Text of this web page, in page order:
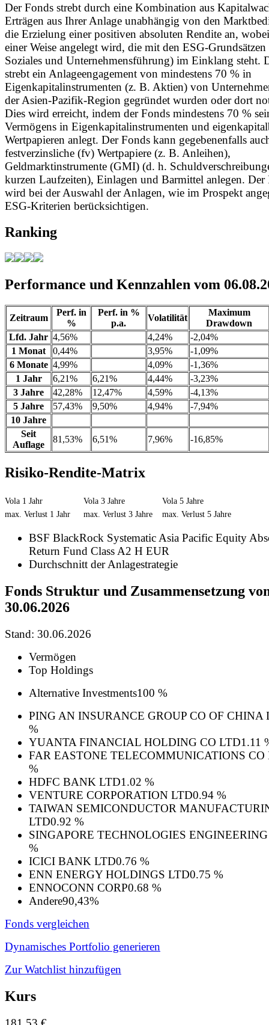
Der Fonds strebt durch eine Kombination aus
Erträgen aus Ihrer Anlage unabhängig von den
die Erzielung einer positiven absoluten Rendite an,
einer Weise angelegt wird, die mit den ESG-
Soziales und Unternehmensführung) im Einklang steht.
strebt ein Anlageengagement von mindestens 70 % in
Eigenkapitalinstrumenten (z. B. Aktien) von
der Asien-Pazifik-Region gegründet wurden oder dort
Dies wird erreicht, indem der Fonds mindestens 70 %
Vermögens in Eigenkapitalinstrumenten und
Wertpapieren anlegt. Der Fonds kann gegebenenfalls
festverzinsliche (fv) Wertpapiere (z. B. Anleihen),
Geldmarktinstrumente (GMI) (d. h.
kurzen Laufzeiten), Einlagen und Barmittel anlegen. Der
wird bei der Auswahl der Anlagen, wie im Prospekt
ESG-Kriterien berücksichtigen.
Ranking
Performance und Kennzahlen vom
Zeitraum
Perf. in
%
Perf. in %
p.a.
Volatilität
Maximum
Drawdown
Lfd. Jahr 4,56% 4,24%
-2,04%
1 Monat
0,44% 3,95%
-1,09%
6 Monate 4,99% 4,09%
-1,36%
1 Jahr
6,21% 6,21% 4,44%
-3,23%
3 Jahre
42,28% 12,47% 4,59%
-4,13%
5 Jahre
57,43% 9,50% 4,94%
-7,94%
10 Jahre
Seit
Auflage
81,53% 6,51% 7,96% -16,85%
Risiko-Rendite-Matrix
Vola 1 Jahr Vola 3 Jahre
Vola 5 Jahre
max. Verlust 1 Jahr
max. Verlust 3 Jahre max. Verlust 5 Jahre
BSF BlackRock Systematic Asia Pacific Equity
Return Fund Class A2 H EUR
Durchschnitt der Anlagestrategie
Fonds Struktur und Zusammensetzung
30.06.2026
Stand: 30.06.2026
Vermögen
Top Holdings
Alternative Investments100 %
PING AN INSURANCE GROUP CO OF CHINA
%
YUANTA FINANCIAL HOLDING CO LTD1.11
FAR EASTONE TELECOMMUNICATIONS CO
%
HDFC BANK LTD1.02 %
VENTURE CORPORATION LTD0.94 %
TAIWAN SEMICONDUCTOR
LTD0.92 %
SINGAPORE TECHNOLOGIES
%
ICICI BANK LTD0.76 %
ENN ENERGY HOLDINGS LTD0.75 %
ENNOCONN CORP0.68 %
Andere90,43%
Fonds vergleichen
Dynamisches Portfolio generieren
Zur Watchlist hinzufügen
Kurs